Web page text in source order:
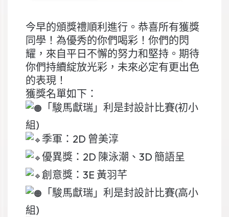
今早的頒獎禮順利進行。恭喜所有獲獎
同學！為優秀的你們喝彩！你們的閃
耀，來自平日不懈的努力和堅持。期待
你們持續綻放光彩，未來必定有更出色
的表現！
獲獎名單如下：
「駿馬獻瑞」利是封設計比賽(初小
組)
季軍：2D 曾美淳
優異獎：2D 陳泳潮、3D 簡語呈
創意獎：3E 黃羽芊
「駿馬獻瑞」利是封設計比賽(高小
組)